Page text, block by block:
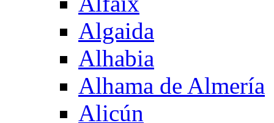
Algaida
Alhabia
Alhama de Almería
Alicún